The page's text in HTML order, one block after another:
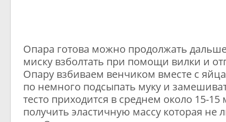
Опара готова можно продолжать
миску взболтать при помощи вилки и
Опару взбиваем венчиком вместе с
по немного подсыпать муку и
тесто приходится в среднем около 15-
получить эластичную массу которая не